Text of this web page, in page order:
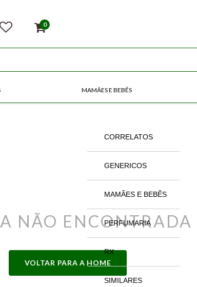
0
MAMÃES E BEBÊS
CORRELATOS
GENERICOS
MAMÃES E BEBÊS
PERFUMARIA
RX
SIMILARES
NÃO ENCONTRADA
VOLTAR PARA A HOME